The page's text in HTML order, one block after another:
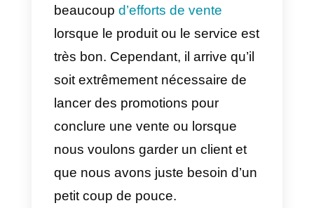
Les gens ont tendance à vouloir
acheter lorsqu’ils voient un
ou un service qui les séduit. Cela
signifie que, parfois, les vendeurs
n’ont pas besoin de faire
beaucoupd’efforts de vente